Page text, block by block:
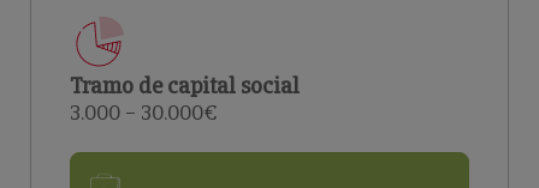
Tramo de capital social
3.000 – 30.000€